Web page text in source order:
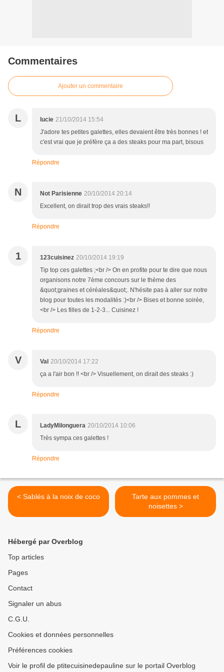
Commentaires
Ajouter un commentaire
L lucie 21/10/2014 15:54
J'adore tes petites galettes, elles devaient être très bonnes ! et
c'est vrai que je préfère ça a des steaks pour ma part, bisous
Répondre
N Not Parisienne 20/10/2014 20:14
Excellent, on dirait trop des vrais steaks!!
Répondre
1 123cuisinez 20/10/2014 19:19
Tip top ces galettes ;<br /> On en profite pour te dire que nous
organisons notre 7ème concours sur le thème des
&quot;graines et céréales&quot;. N'hésite pas à aller sur notre
blog pour toutes les modalités :)<br /> Bises et bonne soirée,
<br /> Les filles de 1-2-3... Cuisinez !
Répondre
V Val 20/10/2014 17:22
ça a l'air bon !! <br /> Visuellement, on dirait des steaks :)
Répondre
L LadyMilonguera 20/10/2014 10:06
Très sympa ces galettes !
Répondre
< Sablés à la noix de coco
Tarte aux pommes et
noisettes >
Hébergé par Overblog
Top articles
Pages
Contact
Signaler un abus
C.G.U.
Cookies et données personnelles
Préférences cookies
Voir le profil de ptitecuisinedepauline sur le portail Overblog